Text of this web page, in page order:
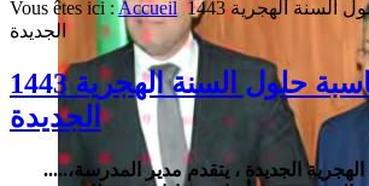
Vous êtes ici :Accueil 1443 تهنئة بمناسبة حلول السنة الهجرية
الجديدة
1443 تهنئة بمناسبة حلول السنة الهجرية
الجديدة
.....بمناسبة حلول السنة الهجرية الجديدة ، يتقدم مدير المدرسة،